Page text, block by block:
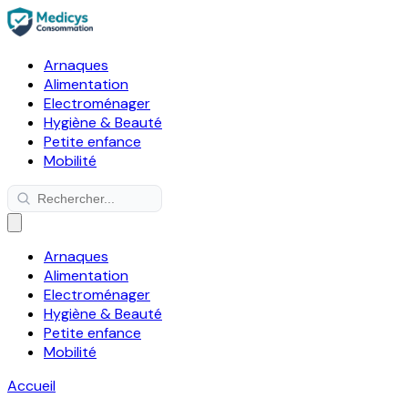
Arnaques
Alimentation
Electroménager
Hygiène & Beauté
Petite enfance
Mobilité
Arnaques
Alimentation
Electroménager
Hygiène & Beauté
Petite enfance
Mobilité
Accueil